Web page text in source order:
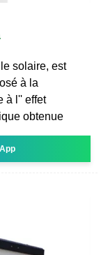
solaire, est
à la
à l'' effet
obtenue